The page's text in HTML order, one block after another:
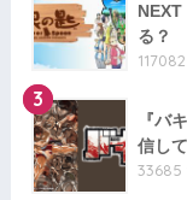
る？
3
『バ
信し
33685